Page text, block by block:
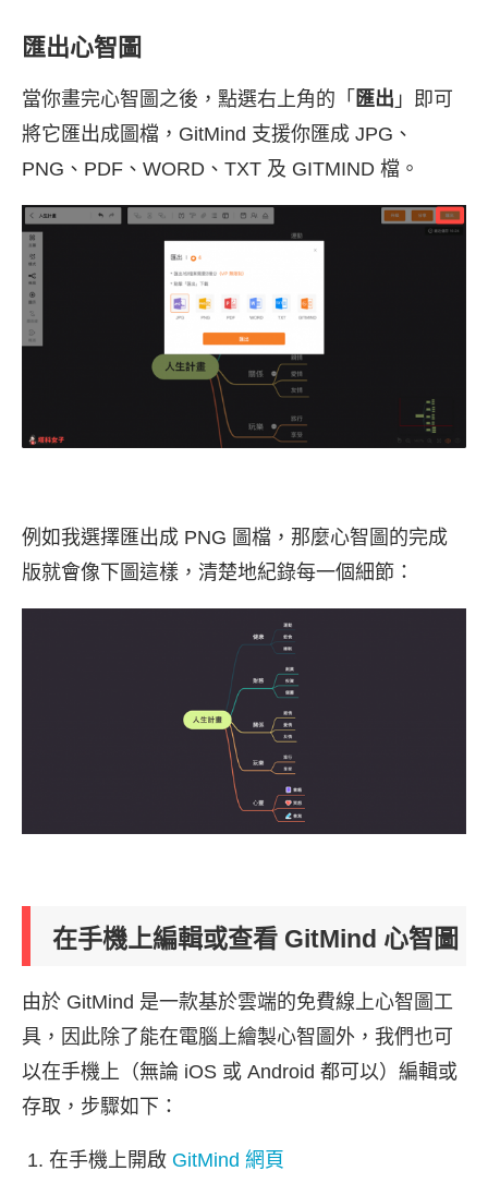
匯出心智圖
當你畫完心智圖之後，點選右上角的「 匯出 」即可
將它匯出成圖檔，GitMind 支援你匯成 JPG、
PNG、PDF、WORD、TXT 及 GITMIND 檔。
例如我選擇匯出成 PNG 圖檔，那麼心智圖的完成
版就會像下圖這樣，清楚地紀錄每一個細節：
在手機上編輯或查看 GitMind 心智圖
由於 GitMind 是一款基於雲端的免費線上心智圖工
具，因此除了能在電腦上繪製心智圖外，我們也可
以在手機上（無論 iOS 或 Android 都可以）編輯或
存取，步驟如下：
在手機上開啟 GitMind 網頁